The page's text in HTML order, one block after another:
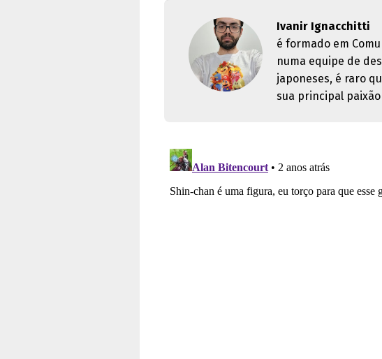
Ivanir Ignacchitti
é formado em
numa equipe de
japoneses, é raro
sua principal